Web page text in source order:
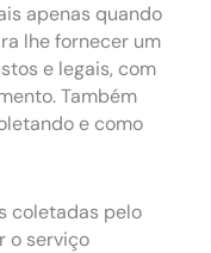
apenas quando
lhe fornecer um
e legais, com
Também
e como
coletadas pelo
o serviço